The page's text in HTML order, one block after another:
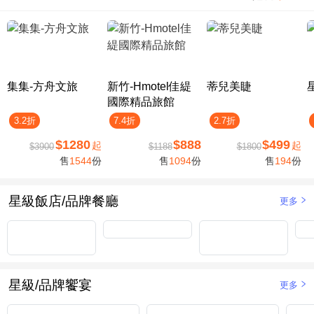
集集-方舟文旅
3.2折
$3900$1280 起
售1544份
新竹-Hmotel佳緹
國際精品旅館
7.4折
$1188$888
售1094份
蒂兒美睫
2.7折
$1800$499 起
售194份
星級飯店/品牌餐廳 更多
星級/品牌饗宴 更多